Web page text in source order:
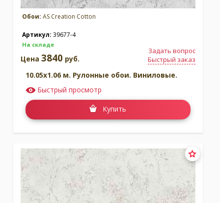
Обои: AS Creation Cotton
Артикул: 39677-4
На складе
Задать вопрос
Быстрый заказ
Цена 3840 руб.
10.05x1.06 м. Рулонные обои. Виниловые.
Быстрый просмотр
Купить